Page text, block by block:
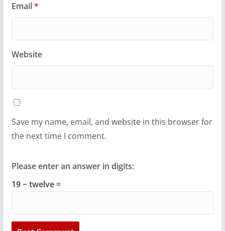
Email*
Website
Save my name, email, and website in this browser for
the next time I comment.
Please enter an answer in digits:
19 − twelve =